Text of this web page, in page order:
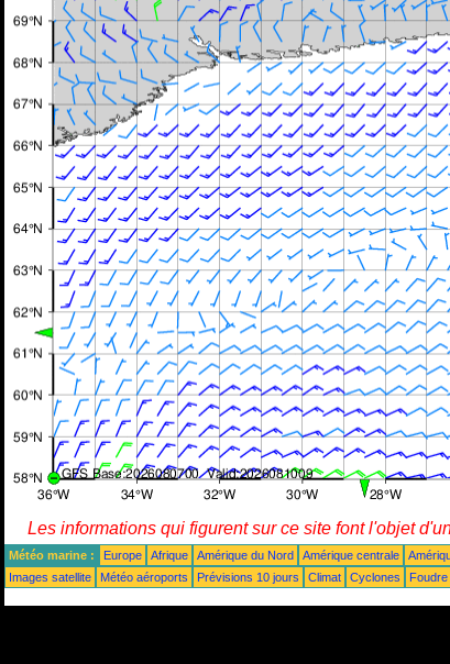
Les informations qui figurent sur ce site font l'objet
Météo marine : Europe Afrique Amérique du Nord Amérique centrale
Images satellite
Météo aéroports Prévisions 10 jours Climat Cyclones Foudre